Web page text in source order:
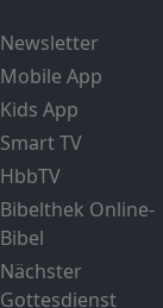
Newsletter
Mobile App
Kids App
Smart TV
HbbTV
Bibelthek Online-
Bibel
Nächster
Gottesdienst